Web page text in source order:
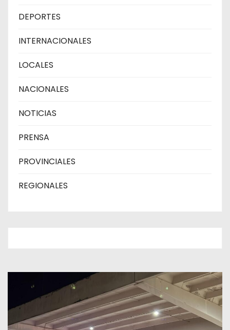
DEPORTES
INTERNACIONALES
LOCALES
NACIONALES
NOTICIAS
PRENSA
PROVINCIALES
REGIONALES